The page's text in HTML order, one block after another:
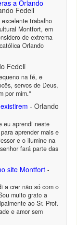
a Orlando
Fedeli
trabalho
Montfort, em
de extrema
Orlando
Fedeli
na fé, e
servos de Deus,
por mim."
- Orlando
eu aprendi neste
aprender mais e
e o ilumine na
fará parte das
site Montfort-
a crer não só com o
muito grato a
ao Sr. Prof.
e amor sem